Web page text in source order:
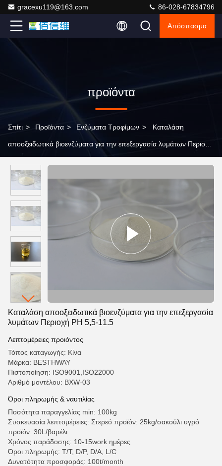
gracexu119@163.com 86-028-67834796
Απόσπασμα
προϊόντα
Σπίτι > Προϊόντα > Ενζύματα Τροφίμων > Καταλάση
αποοξειδωτικά βιοενζύματα για την επεξεργασία λυμάτων Περιοχή
Καταλάση αποοξειδωτικά βιοενζύματα για την επεξεργασία
λυμάτων Περιοχή PH 5,5-11.5
Λεπτομέρειες προιόντος
Τόπος καταγωγής: Κίνα
Μάρκα: BESTHWAY
Πιστοποίηση: ISO9001,ISO22000
Αριθμό μοντέλου: BXW-03
Όροι πληρωμής & ναυτιλίας
Ποσότητα παραγγελίας min: 100kg
Συσκευασία λεπτομέρειες: Στερεό προϊόν: 25kg/σακούλι υγρό
προϊόν: 30L/βαρέλι
Χρόνος παράδοσης: 10-15work ημέρες
Όροι πληρωμής: T/T, D/P, D/A, L/C
Δυνατότητα προσφοράς: 100t/month